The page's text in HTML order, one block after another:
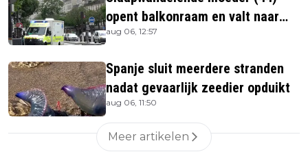
opent balkonraam en valt naar
beneden
aug 06, 12:57
Spanje sluit meerdere stranden
nadat gevaarlijk zeedier opduikt
aug 06, 11:50
Meer artikelen